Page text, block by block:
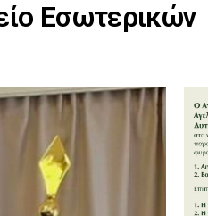
Εσωτερικών